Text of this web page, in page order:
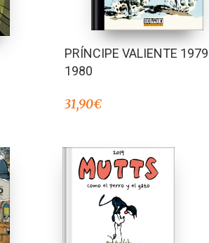
PRÍNCIPE VALIENTE
1980
31,90€